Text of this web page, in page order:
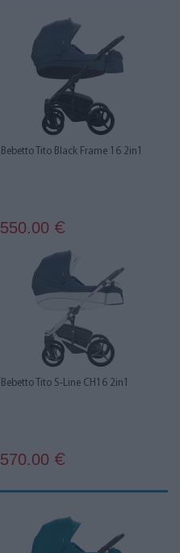
Bebetto Tito Black Frame 16 2in1
550.00 €
Bebetto Tito S-Line CH16 2in1
570.00 €